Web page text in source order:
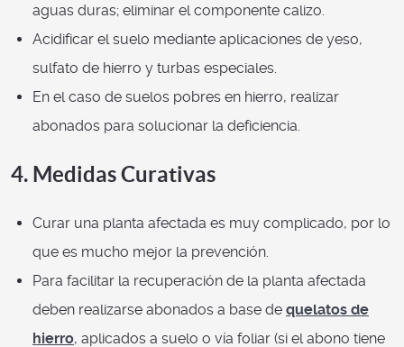
aguas duras; eliminar el componente calizo.
Acidificar el suelo mediante aplicaciones de yeso,
sulfato de hierro y turbas especiales.
En el caso de suelos pobres en hierro, realizar
abonados para solucionar la deficiencia.
4. Medidas Curativas
Curar una planta afectada es muy complicado, por lo
que es mucho mejor la prevención.
Para facilitar la recuperación de la planta afectada
deben realizarse abonados a base de quelatos de
hierro, aplicados a suelo o vía foliar (si el abono tiene